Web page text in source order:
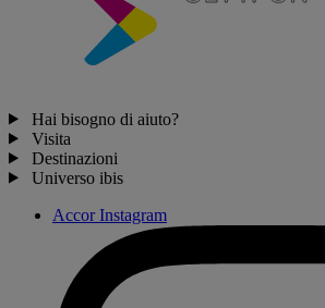
Hai bisogno di aiuto?
Visita
Destinazioni
Universo ibis
Accor Instagram